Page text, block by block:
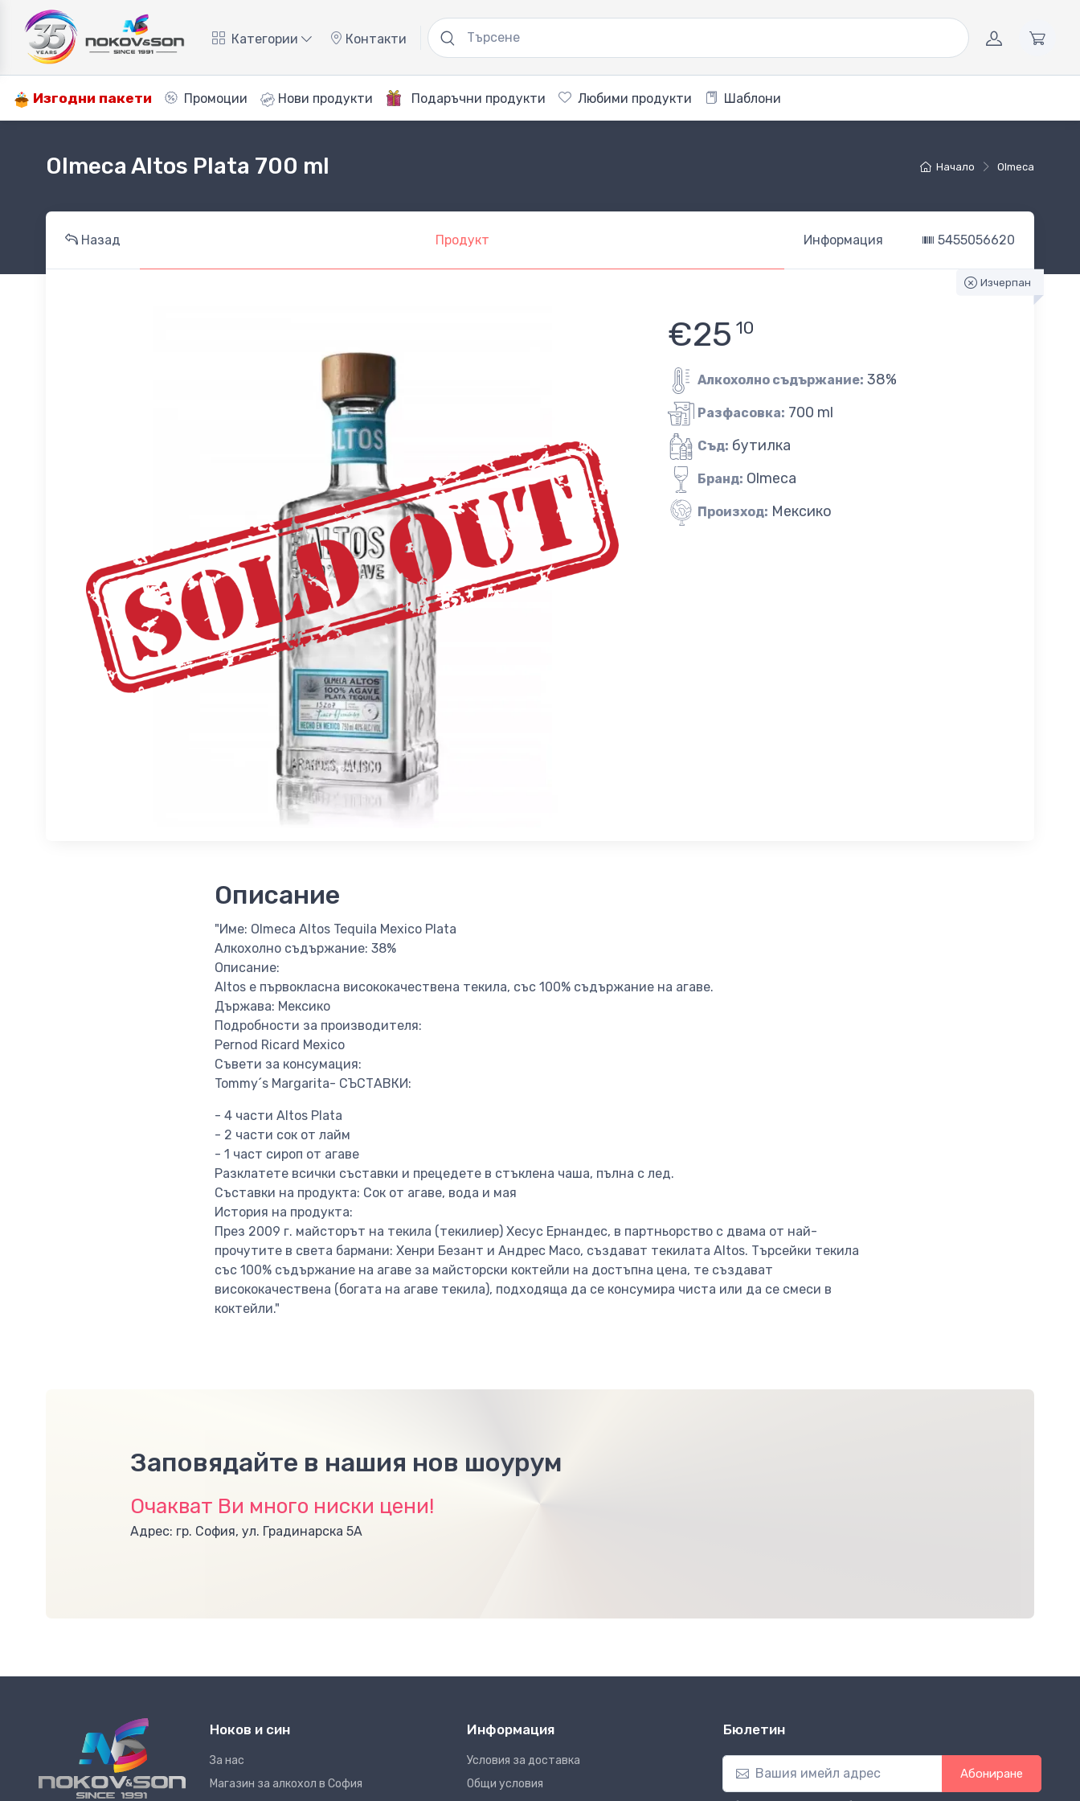
Категории Контакти
Изгодни пакети Промоции Нови продукти Подаръчни продукти Любими продукти Шаблони
Начало Olmeca
Olmeca Altos Plata 700 ml
Назад Продукт Информация 5455056620
Изчерпан
€25 10
Алкохолно съдържание: 38%
Разфасовка: 700 ml
Съд: бутилка
Бранд: Olmeca
Произход: Мексико
Описание
"Име: Olmeca Altos Tequila Mexico Plata
Алкохолно съдържание: 38%
Описание:
Altos е първокласна висококачествена текила, със 100% съдържание на агаве.
Държава: Мексико
Подробности за производителя:
Pernod Ricard Mexico
Съвети за консумация:
Tommy´s Margarita- СЪСТАВКИ:
- 4 части Altos Plata
- 2 части сок от лайм
- 1 част сироп от агаве
Разклатете всички съставки и прецедете в стъклена чаша, пълна с лед.
Съставки на продукта: Сок от агаве, вода и мая
История на продукта:
През 2009 г. майсторът на текила (текилиер) Хесус Ернандес, в партньорство с двама от най-
прочутите в света бармани: Хенри Безант и Андрес Масо, създават текилата Altos. Търсейки текила
със 100% съдържание на агаве за майсторски коктейли на достъпна цена, те създават
висококачествена (богата на агаве текила), подходяща да се консумира чиста или да се смеси в
коктейли."
Заповядайте в нашия нов шоурум
Очакват Ви много ниски цени!
Адрес: гр. София, ул. Градинарска 5А
Ноков и син
За нас
Магазин за алкохол в София
Информация
Условия за доставка
Общи условия
Бюлетин
Абониране